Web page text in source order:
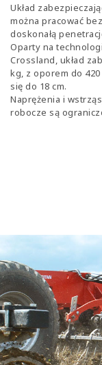
Układ
można pracować
doskonałą
Oparty na
Crossland, układ
kg, z oporem do
się do 18 cm.
Naprężenia i
robocze są